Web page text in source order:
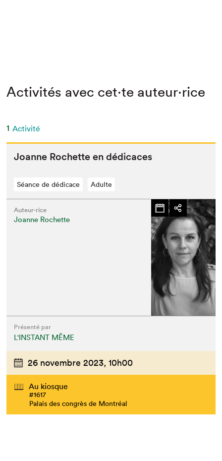
Activités avec cet·te auteur·rice
1 Activité
Joanne Rochette en dédicaces
Séance de dédicace Adulte
Auteur·rice
Joanne Rochette
Présenté par
L'INSTANT MÊME
26 novembre 2023, 10h00
Au kiosque
#1617
Palais des congrès de Montréal